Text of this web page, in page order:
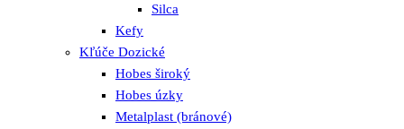
Silca
Kefy
Kľúče Dozické
Hobes široký
Hobes úzky
Metalplast (bránové)